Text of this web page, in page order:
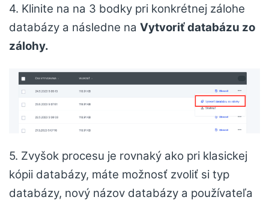
4. Klinite na na 3 bodky pri konkrétnej zálohe
databázy a následne na Vytvoriť databázu zo
zálohy.
5. Zvyšok procesu je rovnaký ako pri klasickej
kópii databázy, máte možnosť zvoliť si typ
databázy, nový názov databázy a používateľa